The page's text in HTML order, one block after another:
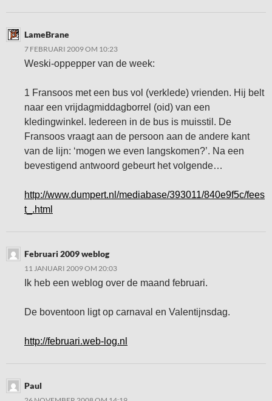
LameBrane
7 FEBRUARI 2009 OM 10:23
Weski-oppepper van de week:
1 Fransoos met een bus vol (verklede) vrienden. Hij belt
naar een vrijdagmiddagborrel (oid) van een
kledingwinkel. Iedereen in de bus is muisstil. De
Fransoos vraagt aan de persoon aan de andere kant
van de lijn: ‘mogen we even langskomen?’. Na een
bevestigend antwoord gebeurt het volgende…
http://www.dumpert.nl/mediabase/393011/840e9f5c/fees
t_.html
Februari 2009 weblog
11 JANUARI 2009 OM 20:03
Ik heb een weblog over de maand februari.
De boventoon ligt op carnaval en Valentijnsdag.
http://februari.web-log.nl
Paul